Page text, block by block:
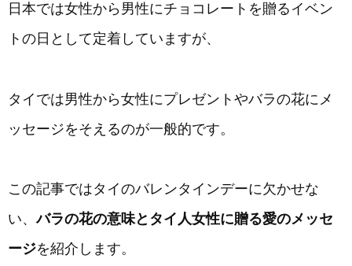
日本では女性から男性にチョコレートを贈るイベン
トの日として定着していますが、
タイでは男性から女性にプレゼントやバラの花にメ
ッセージをそえるのが一般的です。
この記事ではタイのバレンタインデーに欠かせな
い、バラの花の意味とタイ人女性に贈る愛のメッセ
ージを紹介します。